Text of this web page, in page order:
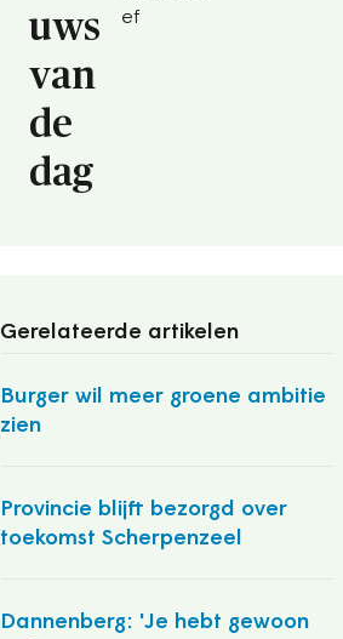
uws
van
de
dag
ef
Gerelateerde artikelen
Burger wil meer groene ambitie
zien
Provincie blijft bezorgd over
toekomst Scherpenzeel
Dannenberg: 'Je hebt gewoon